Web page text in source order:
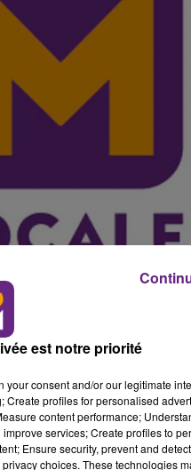
et la déchéance de
des élus côte-d'oriens et
a voté pour,
est notre priorité
consent and/or our legitimate
profiles for personalised
content performance;
services; Create profiles to
Ensure security, prevent and
choices. These technologies